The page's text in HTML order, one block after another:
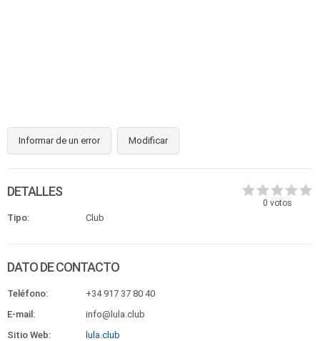
Informar de un error Modificar
0 votos
DETALLES
Tipo: Club
DATO DE CONTACTO
Teléfono:
+34 917 37 80 40
E-mail:
info@lula.club
Sitio Web:
lula.club